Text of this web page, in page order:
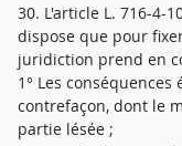
30. L'article L. 716-4-
dispose que pour
juridiction prend en
1° Les
contrefaçon, dont le
partie lésée ;